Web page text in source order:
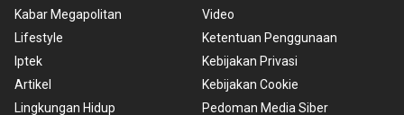
Kabar Megapolitan
Lifestyle
Iptek
Artikel
Lingkungan Hidup
Video
Ketentuan Penggunaan
Kebijakan Privasi
Kebijakan Cookie
Pedoman Media Siber